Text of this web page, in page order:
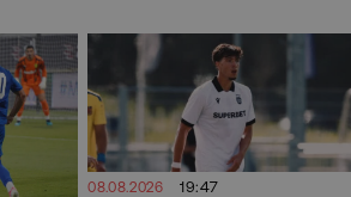
08.08.2026 19:47